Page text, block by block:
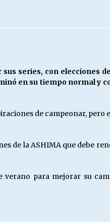
series, con elecciones
en su tiempo normal y
de campeonar, pero
de la ASHIMA que debe
verano para mejorar su